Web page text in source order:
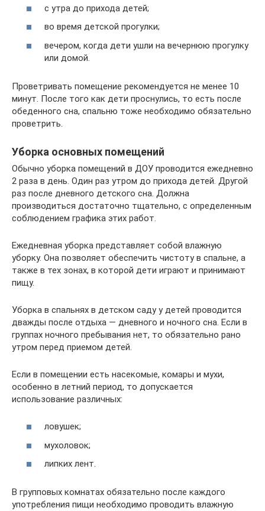
с утра до прихода детей;
во время детской прогулки;
вечером, когда дети ушли на вечернюю прогулку
или домой.
Проветривать помещение рекомендуется не менее 10
минут. После того как дети проснулись, то есть после
обеденного сна, спальню тоже необходимо обязательно
проветрить.
Уборка основных помещений
Обычно уборка помещений в ДОУ проводится ежедневно
2 раза в день. Один раз утром до прихода детей. Другой
раз после дневного детского сна. Должна
производиться достаточно тщательно, с определенным
соблюдением графика этих работ.
Ежедневная уборка представляет собой влажную
уборку. Она позволяет обеспечить чистоту в спальне, а
также в тех зонах, в которой дети играют и принимают
пищу.
Уборка в спальнях в детском саду у детей проводится
дважды после отдыха — дневного и ночного сна. Если в
группах ночного пребывания нет, то обязательно рано
утром перед приемом детей.
Если в помещении есть насекомые, комары и мухи,
особенно в летний период, то допускается
использование различных:
ловушек;
мухоловок;
липких лент.
В групповых комнатах обязательно после каждого
употребления пищи необходимо проводить влажную